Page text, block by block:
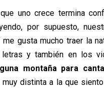
uno crece termina
por supuesto,
gusta mucho traer la
y también en los
montaña para
muy distinta a la que